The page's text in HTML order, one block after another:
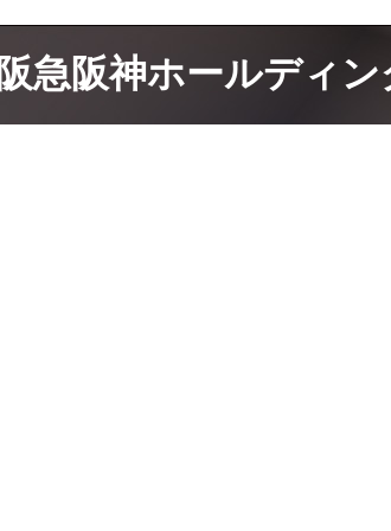
阪急阪神ホールディ